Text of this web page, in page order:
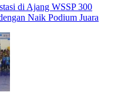
di Ajang WSSP 300
Naik Podium Juara